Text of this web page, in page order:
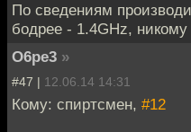
По сведениям
бодрее - 1.4GHz, никому
O6pe3 »
#47 | 12.06.14 14:31
Кому: спиртсмен, #12